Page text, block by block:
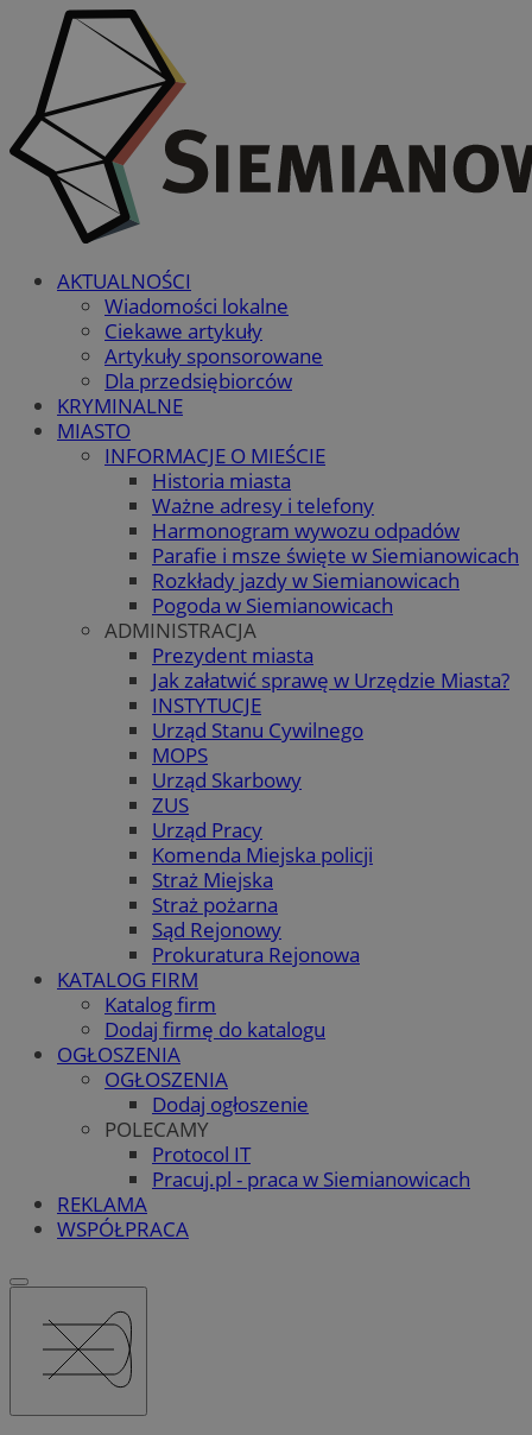
AKTUALNOŚCI
Wiadomości lokalne
Ciekawe artykuły
Artykuły sponsorowane
Dla przedsiębiorców
KRYMINALNE
MIASTO
INFORMACJE O MIEŚCIE
Historia miasta
Ważne adresy i telefony
Harmonogram wywozu odpadów
Parafie i msze święte w Siemianowicach
Rozkłady jazdy w Siemianowicach
Pogoda w Siemianowicach
ADMINISTRACJA
Prezydent miasta
Jak załatwić sprawę w Urzędzie Miasta?
INSTYTUCJE
Urząd Stanu Cywilnego
MOPS
Urząd Skarbowy
ZUS
Urząd Pracy
Komenda Miejska policji
Straż Miejska
Straż pożarna
Sąd Rejonowy
Prokuratura Rejonowa
KATALOG FIRM
Katalog firm
Dodaj firmę do katalogu
OGŁOSZENIA
OGŁOSZENIA
Dodaj ogłoszenie
POLECAMY
Protocol IT
Pracuj.pl - praca w Siemianowicach
REKLAMA
WSPÓŁPRACA